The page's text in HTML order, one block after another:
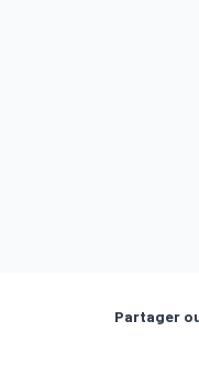
Partager